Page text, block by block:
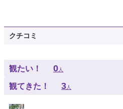
クチコミ
観たい！ 0人
観てきた！ 3人